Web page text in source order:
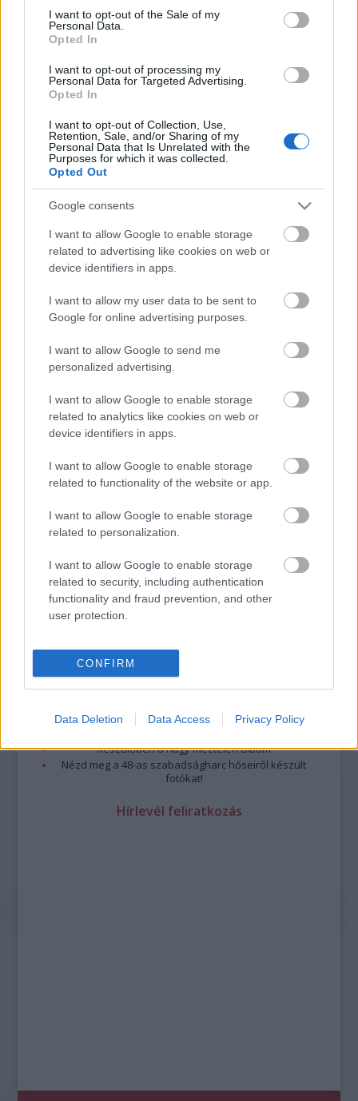
consent section.
I want to opt-out of the Sale of my
Personal Data.
Opted In
I want to opt-out of processing my
Personal Data for Targeted Advertising.
Opted In
I want to opt-out of Collection, Use,
Retention, Sale, and/or Sharing of my
Personal Data that Is Unrelated with the
Purposes for which it was collected.
Opted Out
Google consents
I want to allow Google to enable storage
related to advertising like cookies on web or
device identifiers in apps.
I want to allow my user data to be sent to
Google for online advertising purposes.
I want to allow Google to send me
personalized advertising.
I want to allow Google to enable storage
related to analytics like cookies on web or
device identifiers in apps.
I want to allow Google to enable storage
related to functionality of the website or app.
I want to allow Google to enable storage
related to personalization.
I want to allow Google to enable storage
related to security, including authentication
functionality and fraud prevention, and other
user protection.
CONFIRM
Data Deletion Data Access Privacy Policy
„NEM TÖBB EZER EMBERRE UTAZUNK, HANEM
EGY VÁLOGATOTT TÁRSASÁGRA”
A bejegyzés trackback címe:
https://kulturpart.hu/api/trackback/id/16406846
Kommentek:
vonatkozó jogszabályok
értelmében felhasználói tartalomnak
szolgáltatás technikai
nem vállal, azokat nem ellenőrzi. Kifogás esetén forduljon a blog szerkesztőjéhez.
Legolvasottabb
Megdöbbentő fotók a néptelen fővárosról
A 10 legütősebb drogos film
Megjöttek a meztelen hősnők
A legizgalmasabb fotók 2015-ből
Készülőben a nagy meztelen album
Nézd meg a 48-as szabadságharc hőseiről készült
fotókat!
Hírlevél feliratkozás